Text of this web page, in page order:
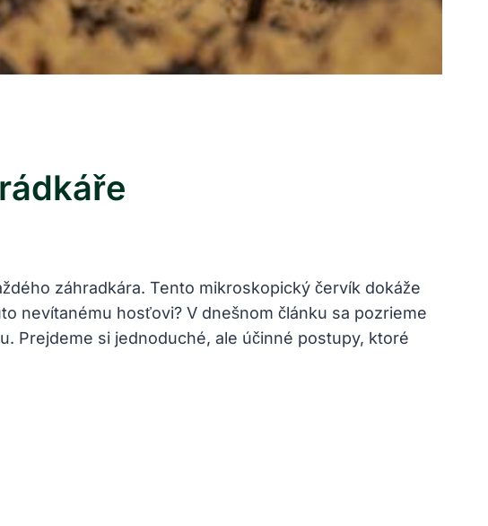
záhradkára. Tento mikroskopický ⁣červík dokáže
nevítanému hosťovi? V dnešnom článku sa pozrieme
Prejdeme si jednoduché, ale účinné postupy, ktoré‍